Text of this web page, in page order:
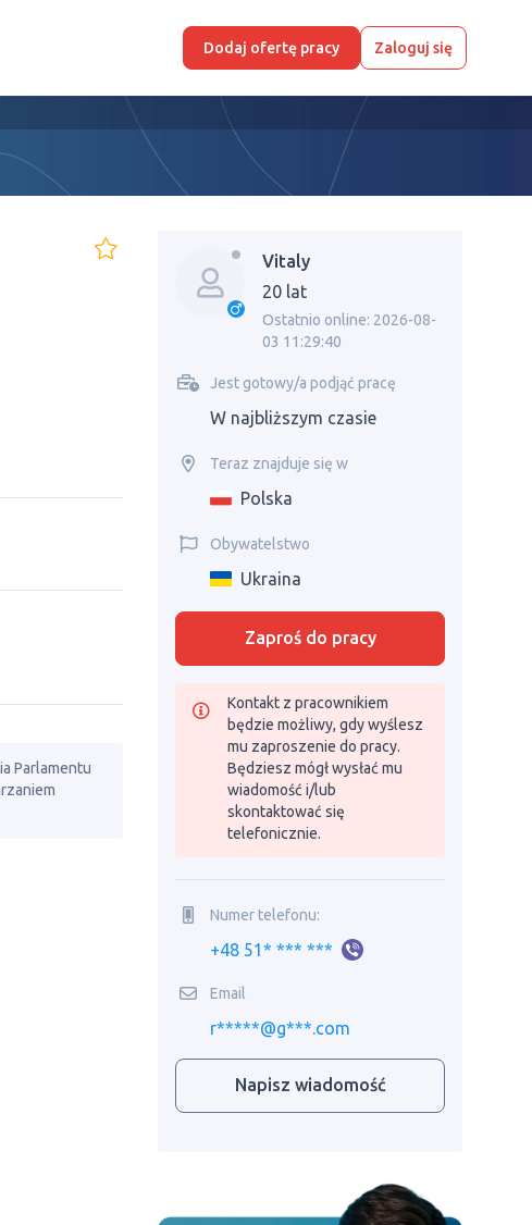
Dodaj ofertę pracy Zaloguj się
Parlamentu
Vitaly
20 lat
Ostatnio online: 2026-08-
03 11:29:40
Jest gotowy/a podjąć pracę
W najbliższym czasie
Teraz znajduje się w
Polska
Obywatelstwo
Ukraina
Zaproś do pracy
Kontakt z pracownikiem
będzie możliwy, gdy wyślesz
mu zaproszenie do pracy.
Będziesz mógł wysłać mu
wiadomość i/lub
skontaktować się
telefonicznie.
Numer telefonu:
+48 51* *** ***
Email
r*****@g***.com
Napisz wiadomość